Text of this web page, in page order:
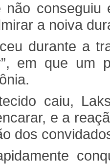
não
a noiva
durante a
em que um
caiu,
e a
dos